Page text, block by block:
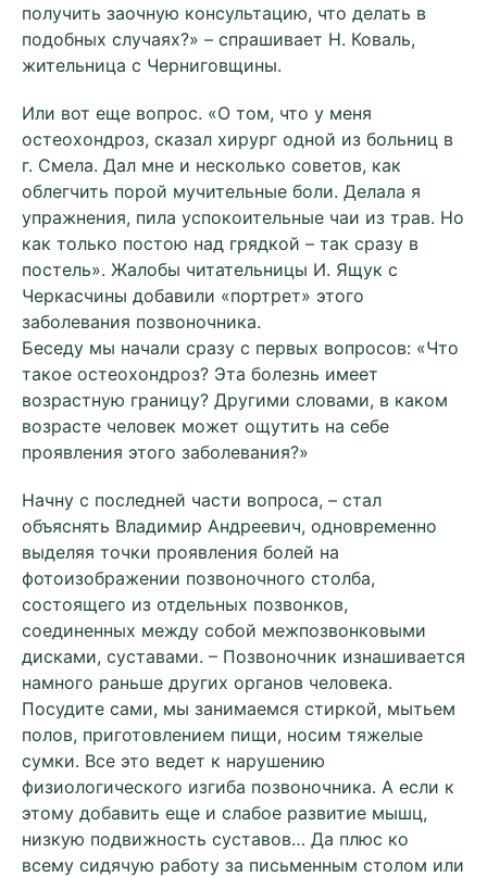
получить заочную консультацию, что делать в
подобных случаях?» – спрашивает Н. Коваль,
жительница с Черниговщины.
Или вот еще вопрос. «О том, что у меня
остеохондроз, сказал хирург одной из больниц в
г. Смела. Дал мне и несколько советов, как
облегчить порой мучительные боли. Делала я
упражнения, пила успокоительные чаи из трав. Но
как только постою над грядкой – так сразу в
постель». Жалобы читательницы И. Ящук с
Черкасчины добавили «портрет» этого
заболевания позвоночника.
Беседу мы начали сразу с первых вопросов: «Что
такое остеохондроз? Эта болезнь имеет
возрастную границу? Другими словами, в каком
возрасте человек может ощутить на себе
проявления этого заболевания?»
Начну с последней части вопроса, – стал
объяснять Владимир Андреевич, одновременно
выделяя точки проявления болей на
фотоизображении позвоночного столба,
состоящего из отдельных позвонков,
соединенных между собой межпозвонковыми
дисками, суставами. – Позвоночник изнашивается
намного раньше других органов человека.
Посудите сами, мы занимаемся стиркой, мытьем
полов, приготовлением пищи, носим тяжелые
сумки. Все это ведет к нарушению
физиологического изгиба позвоночника. А если к
этому добавить еще и слабое развитие мышц,
низкую подвижность суставов… Да плюс ко
всему сидячую работу за письменным столом или